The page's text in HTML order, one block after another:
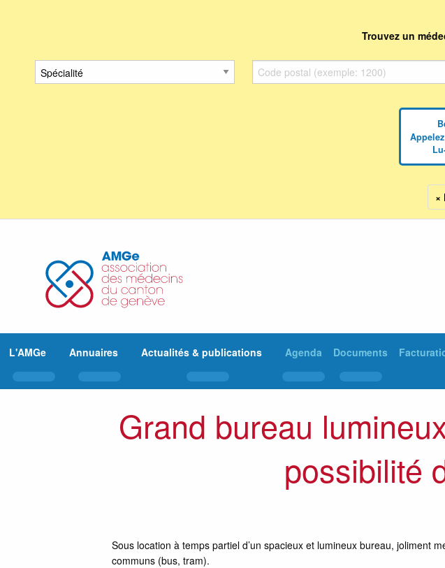
Trouvez un
×
L'AMGe Annuaires Actualités & publications Agenda Documents
Grand bureau
possibilité
Sous location à temps partiel d’un spacieux et lumineux bureau, joliment
communs (bus, tram).